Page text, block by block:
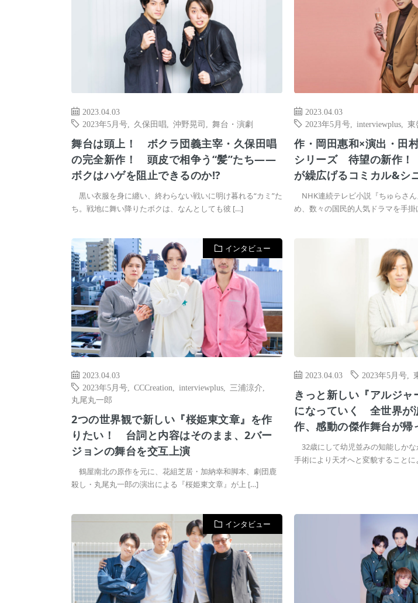
2023.04.03
2023年5月号
久保田唱 沖野晃司 舞台・演劇
舞台は頭上！ ボクラ団義主宰・久保田唱
の完全新作！ 頭皮で相争う“髪”たち――
ボクはハゲを阻止できるのか!?
黒い衣服を身に纏い、終わらない戦いに明け暮れる“カミ”た
ち。戦地に舞い降りたボクは、なんとしても彼 […]
2023.04.03
2023年5月号 ,interviewplus ,東
作・岡田惠和×演出・田
シリーズ 待望の新作
が繰広げるコミカル&シ
NHK連続テレビ小説『ちゅらさ
め、数々の国民的人気ドラマを手
インタビュー
2023.04.03
2023年5月号
CCCreation interviewplus 三浦涼介
丸尾丸一郎
2つの世界観で新しい『桜姫東文章』を作
りたい！ 台詞と内容はそのまま、2バー
ジョンの舞台を交互上演
鶴屋南北の原作を元に、花組芝居・加納幸和脚本、劇団鹿
殺し・丸尾丸⼀郎の演出による『桜姫東文章』が上 […]
2023.04.03 2023年5月号 ,
きっと新しい『アルジャ
になっていく 全世界が
作、感動の傑作舞台が帰
32歳にして幼児並みの知能しか
手術により天才へと変貌すること
インタビュー